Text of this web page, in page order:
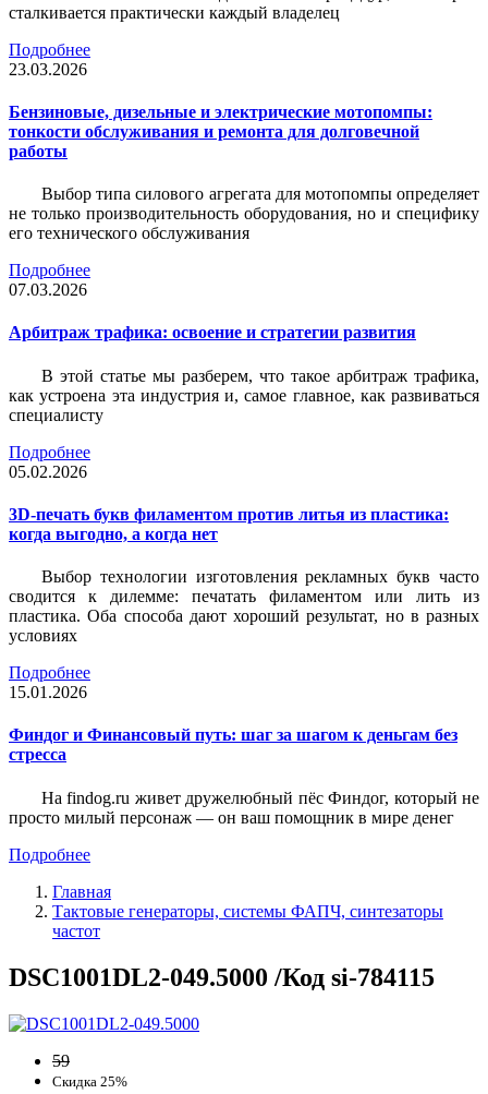
сталкивается практически каждый владелец
Подробнее
23.03.2026
Бензиновые, дизельные и электрические мотопомпы:
тонкости обслуживания и ремонта для долговечной
работы
Выбор типа силового агрегата для мотопомпы определяет
не только производительность оборудования, но и специфику
его технического обслуживания
Подробнее
07.03.2026
Арбитраж трафика: освоение и стратегии развития
В этой статье мы разберем, что такое арбитраж трафика,
как устроена эта индустрия и, самое главное, как развиваться
специалисту
Подробнее
05.02.2026
3D-печать букв филаментом против литья из пластика:
когда выгодно, а когда нет
Выбор технологии изготовления рекламных букв часто
сводится к дилемме: печатать филаментом или лить из
пластика. Оба способа дают хороший результат, но в разных
условиях
Подробнее
15.01.2026
Финдог и Финансовый путь: шаг за шагом к деньгам без
стресса
На findog.ru живет дружелюбный пёс Финдог, который не
просто милый персонаж — он ваш помощник в мире денег
Подробнее
Главная
Тактовые генераторы, системы ФАПЧ, синтезаторы
частот
DSC1001DL2-049.5000 /Код si-784115
59
Скидка 25%